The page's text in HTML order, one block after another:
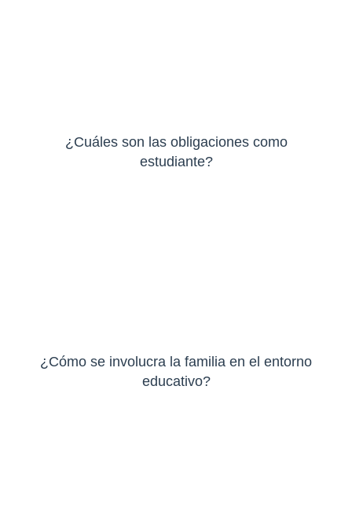
¿Cuáles son las obligaciones como
estudiante?
¿Cómo se involucra la familia en el entorno
educativo?